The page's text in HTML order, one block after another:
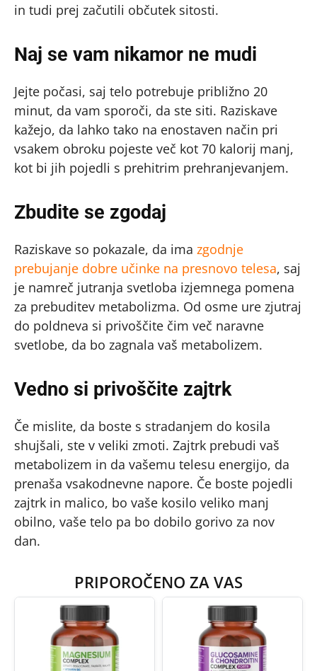
in tudi prej začutili občutek sitosti.
Naj se vam nikamor ne mudi
Jejte počasi, saj telo potrebuje približno 20
minut, da vam sporoči, da ste siti. Raziskave
kažejo, da lahko tako na enostaven način pri
vsakem obroku pojeste več kot 70 kalorij manj,
kot bi jih pojedli s prehitrim prehranjevanjem.
Zbudite se zgodaj
Raziskave so pokazale, da ima zgodnje
prebujanje dobre učinke na presnovo telesa, saj
je namreč jutranja svetloba izjemnega pomena
za prebuditev metabolizma. Od osme ure zjutraj
do poldneva si privoščite čim več naravne
svetlobe, da bo zagnala vaš metabolizem.
Vedno si privoščite zajtrk
Če mislite, da boste s stradanjem do kosila
shujšali, ste v veliki zmoti. Zajtrk prebudi vaš
metabolizem in da vašemu telesu energijo, da
prenaša vsakodnevne napore. Če boste pojedli
zajtrk in malico, bo vaše kosilo veliko manj
obilno, vaše telo pa bo dobilo gorivo za nov
dan.
PRIPOROČENO ZA VAS